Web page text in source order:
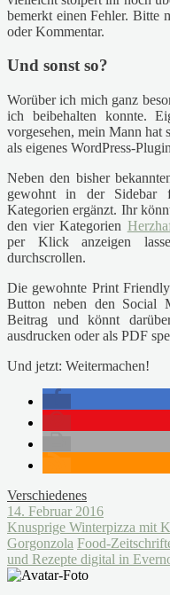
bemerkt einen Fehler. Bitte
oder Kommentar.
Und sonst so?
Worüber ich mich ganz
ich beibehalten konnte.
vorgesehen, mein Mann hat
als eigenes WordPress-
Neben den bisher
gewohnt in der Sidebar
Kategorien ergänzt. Ihr
den vier Kategorien
per Klick anzeigen
durchscrollen.
Die gewohnte Print
Button neben den Social
Beitrag und könnt
ausdrucken oder als PDF
Und jetzt: Weitermachen!
Verschiedenes
14. Februar 2016
Knusprige Winterpizza mit
Gorgonzola Food-
und Rezepte digital in